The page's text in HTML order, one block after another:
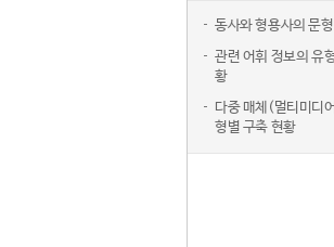
동사와 형용사의 문
관련 어휘 정보의 유
황
다중 매체(멀티미디
형별 구축 현황